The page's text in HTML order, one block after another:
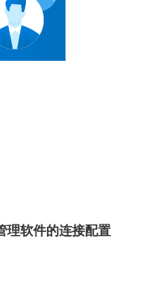
理软件的连接配置